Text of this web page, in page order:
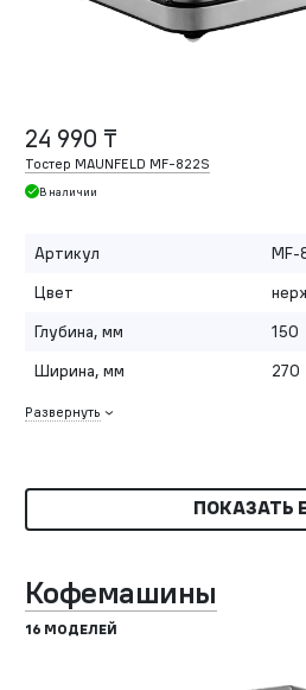
24 990 ₸
Тостер MAUNFELD MF-822S
В наличии
Артикул
MF-
Цвет
Глубина, мм
150
Ширина, мм
270
Развернуть
ПОКАЗАТЬ
Кофемашины
16 МОДЕЛЕЙ